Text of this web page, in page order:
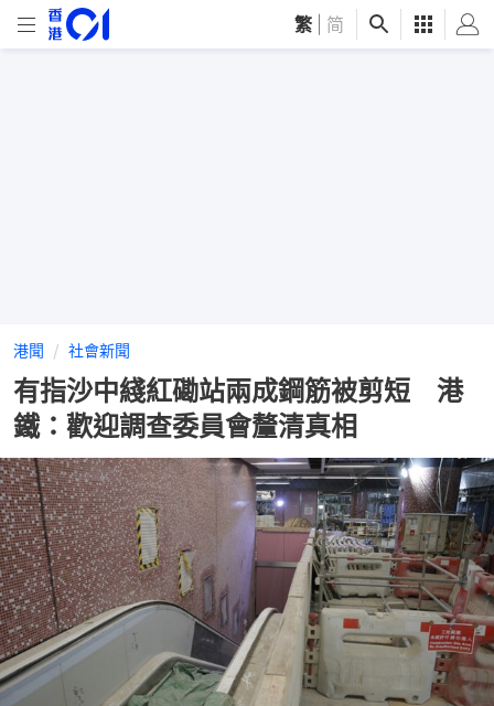
繁 简
港聞 社會新聞
有指沙中綫紅磡站兩成鋼筋被剪短 港
鐵：歡迎調查委員會釐清真相